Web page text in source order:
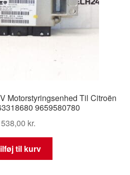
Motorstyringsenhed Til Citroën
9659580780
538,00 kr.
til kurv